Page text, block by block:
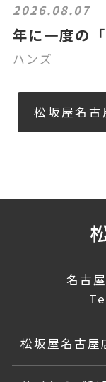
2026.08.07
年に一度の
ハンズ
松坂屋名
名古
松坂屋名古屋